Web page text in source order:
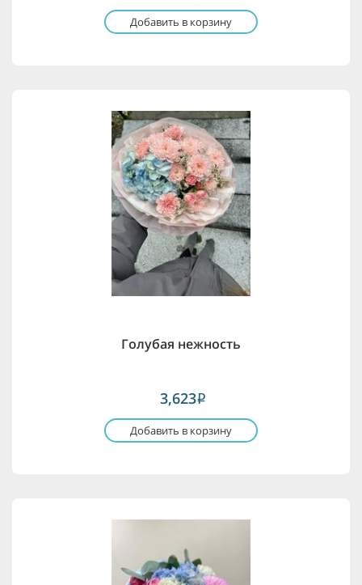
Добавить в корзину
Голубая нежность
3,623i
Добавить в корзину